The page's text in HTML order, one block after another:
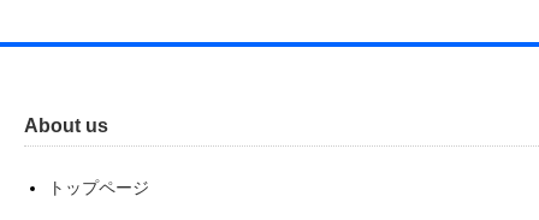
About us
トップページ